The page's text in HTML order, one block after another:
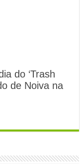
do ‘Trash
de Noiva na